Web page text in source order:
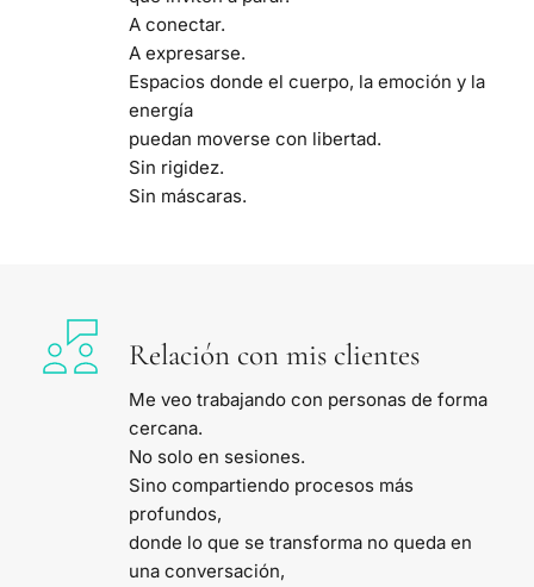
A conectar.
A expresarse.
Espacios donde el cuerpo, la emoción y la
energía
puedan moverse con libertad.
Sin rigidez.
Sin máscaras.
Relación con mis clientes
Me veo trabajando con personas de forma
cercana.
No solo en sesiones.
Sino compartiendo procesos más
profundos,
donde lo que se transforma no queda en
una conversación,